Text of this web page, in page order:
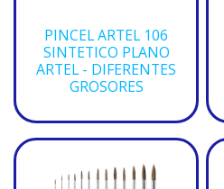
PINCEL ARTEL 106
SINTETICO PLANO
ARTEL - DIFERENTES
GROSORES